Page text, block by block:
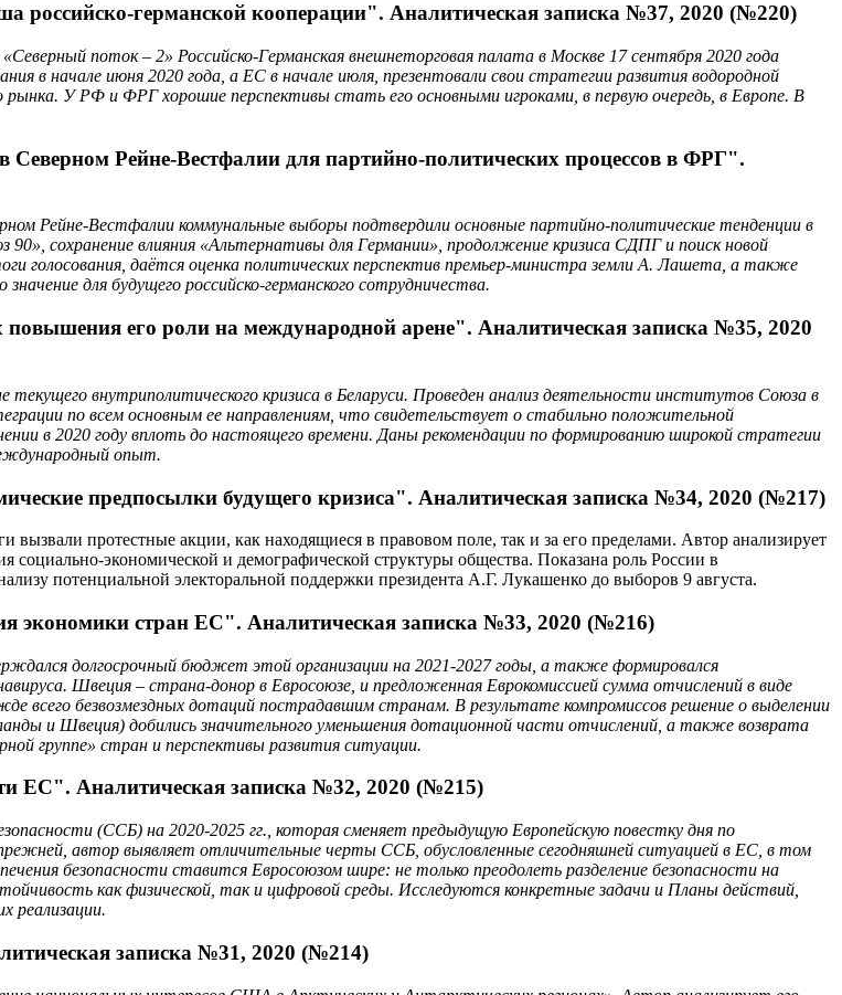
российско-германской кооперации". Аналитическая записка №37, 2020 (№220)
поток – 2» Российско-Германская внешнеторговая палата в Москве 17 сентября 2020 года
в начале июня 2020 года, а ЕС в начале июля, презентовали свои стратегии развития водородной
рынка. У РФ и ФРГ хорошие перспективы стать его основными игроками, в первую очередь, в Европе. В
Рейне-Вестфалии для партийно-политических процессов в ФРГ".
Рейне-Вестфалии коммунальные выборы подтвердили основные партийно-политические тенденции в
сохранение влияния «Альтернативы для Германии», продолжение кризиса СДПГ и поиск новой
голосования, даётся оценка политических перспектив премьер-министра земли А. Лашета, а также
для будущего российско-германского сотрудничества.
его роли на международной арене". Аналитическая записка №35, 2020
внутриполитического кризиса в Беларуси. Проведен анализ деятельности институтов Союза в
по всем основным ее направлениям, что свидетельствует о стабильно положительной
в 2020 году вплоть до настоящего времени. Даны рекомендации по формированию широкой стратегии
опыт.
предпосылки будущего кризиса". Аналитическая записка №34, 2020 (№217)
протестные акции, как находящиеся в правовом поле, так и за его пределами. Автор анализирует
экономической и демографической структуры общества. Показана роль России в
потенциальной электоральной поддержки президента А.Г. Лукашенко до выборов 9 августа.
экономики стран ЕС". Аналитическая записка №33, 2020 (№216)
долгосрочный бюджет этой организации на 2021-2027 годы, а также формировался
Швеция – страна-донор в Евросоюзе, и предложенная Еврокомиссией сумма отчислений в виде
всего безвозмездных дотаций пострадавшим странам. В результате компромиссов решение о выделении
и Швеция) добились значительного уменьшения дотационной части отчислений, а также возврата
группе» стран и перспективы развития ситуации.
ЕС". Аналитическая записка №32, 2020 (№215)
(ССБ) на 2020-2025 гг., которая сменяет предыдущую Европейскую повестку дня по
автор выявляет отличительные черты ССБ, обусловленные сегодняшней ситуацией в ЕС, в том
безопасности ставится Евросоюзом шире: не только преодолеть разделение безопасности на
как физической, так и цифровой среды. Исследуются конкретные задачи и Планы действий,
реализации.
записка №31, 2020 (№214)